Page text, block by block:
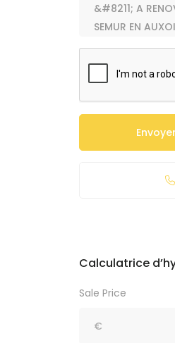
Calculatrice
Sale Price